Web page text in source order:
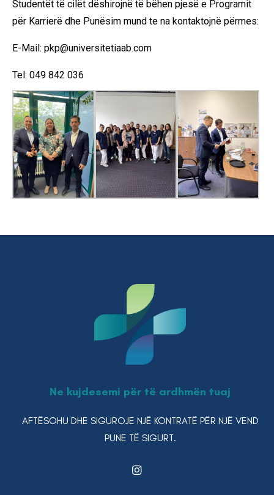
Studentët të cilët dëshirojnë të bëhen pjesë e Programit
për Karrierë dhe Punësim mund te na kontaktojnë përmes:
E-Mail: pkp@universitetiaab.com
Tel: 049 842 036
Ne kujdesemi për të ardhmën tuaj
AFTËSOHU DHE SIGUROJE NJË KONTRATË PËR NJË VEND
PUNE TË SIGURT.